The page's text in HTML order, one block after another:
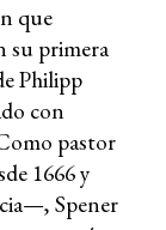
que
su primera
Philipp
con
pastor
1666 y
Spener